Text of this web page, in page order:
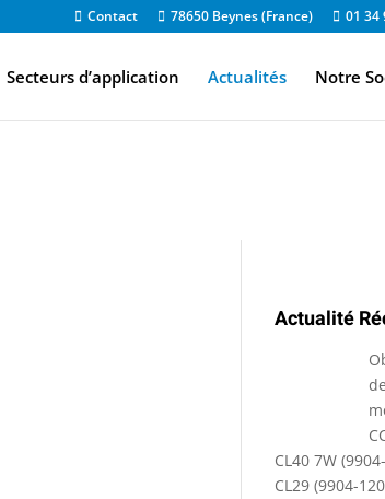
Contact 78650 Beynes (France) 01 34
Secteurs d’application Actualités Notre
Actualité
CL40 7W
CL29 (9904-